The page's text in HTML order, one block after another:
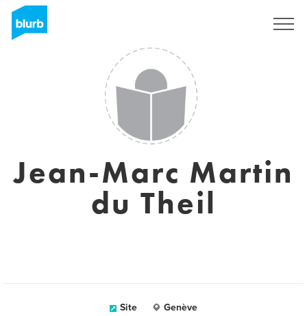
Jean-Marc Martin
du Theil
Site Genève